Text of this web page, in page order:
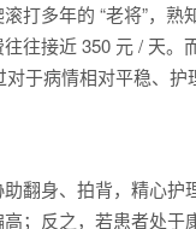
打多年的 “老将”，
往接近 350 元 / 天。
于病情相对平稳、
翻身、拍背，精心护
；反之，若患者处于